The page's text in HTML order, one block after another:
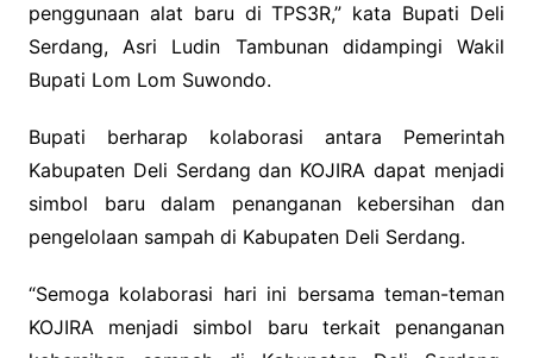
penggunaan alat baru di TPS3R,” kata Bupati Deli
Serdang, Asri Ludin Tambunan didampingi Wakil
Bupati Lom Lom Suwondo.
Bupati berharap kolaborasi antara Pemerintah
Kabupaten Deli Serdang dan KOJIRA dapat menjadi
simbol baru dalam penanganan kebersihan dan
pengelolaan sampah di Kabupaten Deli Serdang.
“Semoga kolaborasi hari ini bersama teman-teman
KOJIRA menjadi simbol baru terkait penanganan